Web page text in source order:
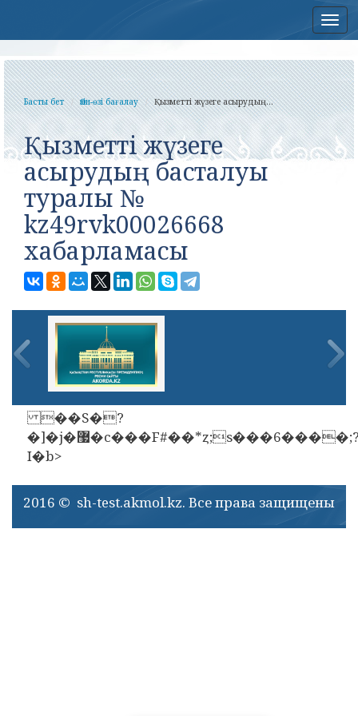
Басты бет Өзін-өзі бағалау Қызметті жүзеге асырудың...
Қызметті жүзеге
асырудың басталуы
туралы №
kz49rvk00026668
хабарламасы
��S�?
�]�j�޷�c���F#��*ȥ;s���6����;?
I�b>
2016 © sh-test.akmol.kz. Все права защищены